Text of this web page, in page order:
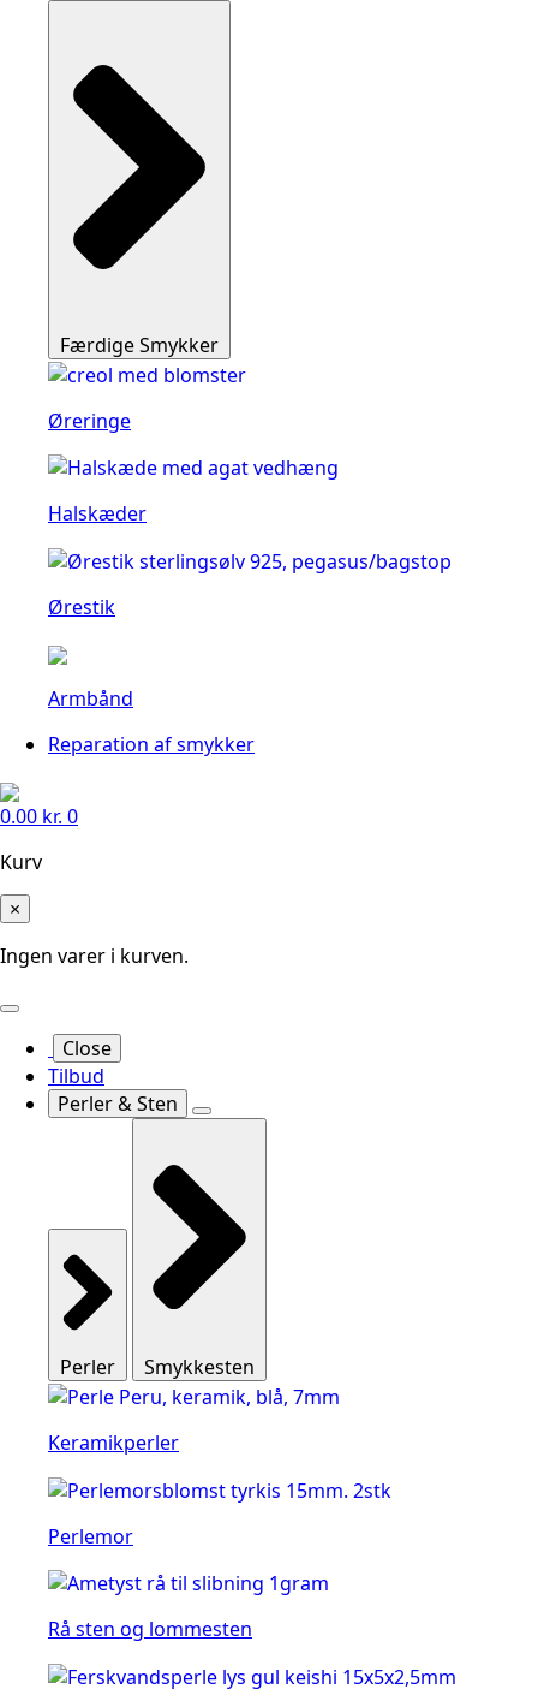
Færdige Smykker
Øreringe
Halskæder
Ørestik
Armbånd
Reparation af smykker
0.00 kr. 0
Kurv
×
Ingen varer i kurven.
Close
Tilbud
Perler & Sten
Perler Smykkesten
Keramikperler
Perlemor
Rå sten og lommesten